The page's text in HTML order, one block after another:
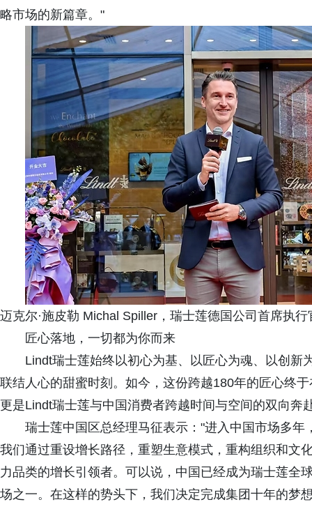
略市场的新篇章。"
迈克尔·施皮勒 Michal Spiller，瑞士莲德国公司首席执
匠心落地，一切都为你而来
Lindt瑞士莲始终以初心为基、以匠心为魂、以创
联结人心的甜蜜时刻。如今，这份跨越180年的匠心终
更是Lindt瑞士莲与中国消费者跨越时间与空间的双向奔
瑞士莲中国区总经理马征表示："进入中国市场多
我们通过重设增长路径，重塑生意模式，重构组织和文
力品类的增长引领者。可以说，中国已经成为瑞士莲全
场之一。在这样的势头下，我们决定完成集团十年的梦